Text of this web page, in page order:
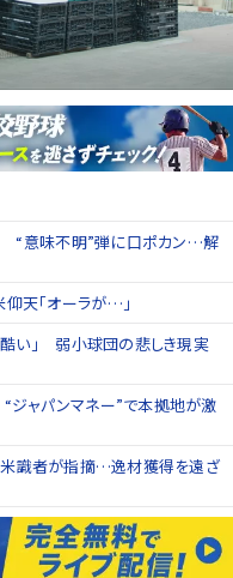
“意味不明”弾に口ポカン…解
天「オーラが…」
い」 弱小球団の悲しき現実
“ジャパンマネー”で本拠地が激
識者が指摘…逸材獲得を遠ざ